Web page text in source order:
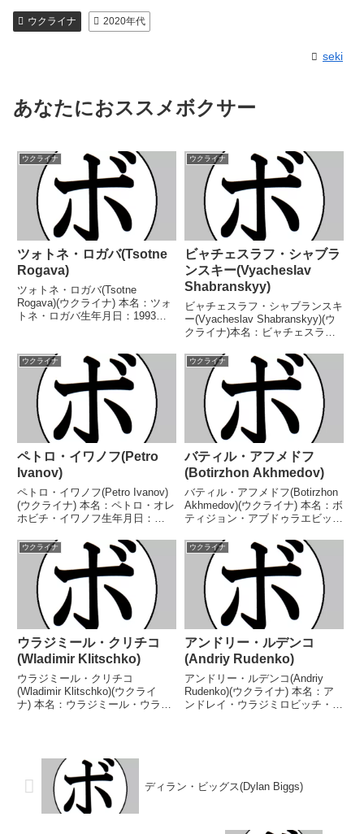
ウクライナ 2020年代
seki
あなたにおススメボクサー
ウクライナ
ツォトネ・ロガバ(Tsotne
Rogava)
ツォトネ・ロガバ(Tsotne
Rogava)(ウクライナ) 本名：ツォ
トネ・ロガバ生年月日：1993年5
ル】WBC米国ヘビー級王座 【戦
歴】2021/04/10 ○1RK...
ウクライナ
ビャチェスラフ・シャブラ
ンスキー(Vyacheslav
Shabranskyy)
ビャチェスラフ・シャブランスキ
ー(Vyacheslav Shabranskyy)(ウ
クライナ)本名：ビャチェスラ
1987年05月01日国籍：ウクライ
ナ戦績：23戦21勝(17KO)2敗1分
【獲得タイトル】WBC...
ウクライナ
ペトロ・イワノフ(Petro
Ivanov)
ペトロ・イワノフ(Petro Ivanov)
(ウクライナ) 本名：ペトロ・オレ
ホビチ・イワノフ生年月日：
戦績：21戦18勝(13KO)1敗2
分 【獲得タイトル】WBCスーパ
ーミドル級ユース王座WBCイン
タ...
ウクライナ
バティル・アフメドフ
(Botirzhon Akhmedov)
バティル・アフメドフ(Botirzhon
Akhmedov)(ウクライナ) 本名：ボ
ティジョン・アブドゥラエビッ
年12月20日国籍：ロシア戦績：
14戦10勝(9KO)4敗 【獲得タイト
ル】2015年度国際カデ...
ウクライナ
ウラジミール・クリチコ
(Wladimir Klitschko)
ウラジミール・クリチコ
(Wladimir Klitschko)(ウクライ
ナ) 本名：ウラジミール・ウラジ
得タイトル】アトランタ五輪ス
ウクライナ
アンドリー・ルデンコ
(Andriy Rudenko)
アンドリー・ルデンコ(Andriy
Rudenko)(ウクライナ) 本名：ア
ンドレイ・ウラジミロビッチ・ル
ディラン・ビッグス(Dylan Biggs)